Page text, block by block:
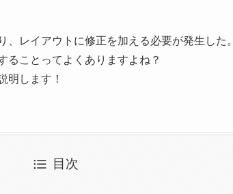
レイアウトに修正を加える必要が発生した。
ることってよくありますよね？
明します！
目次